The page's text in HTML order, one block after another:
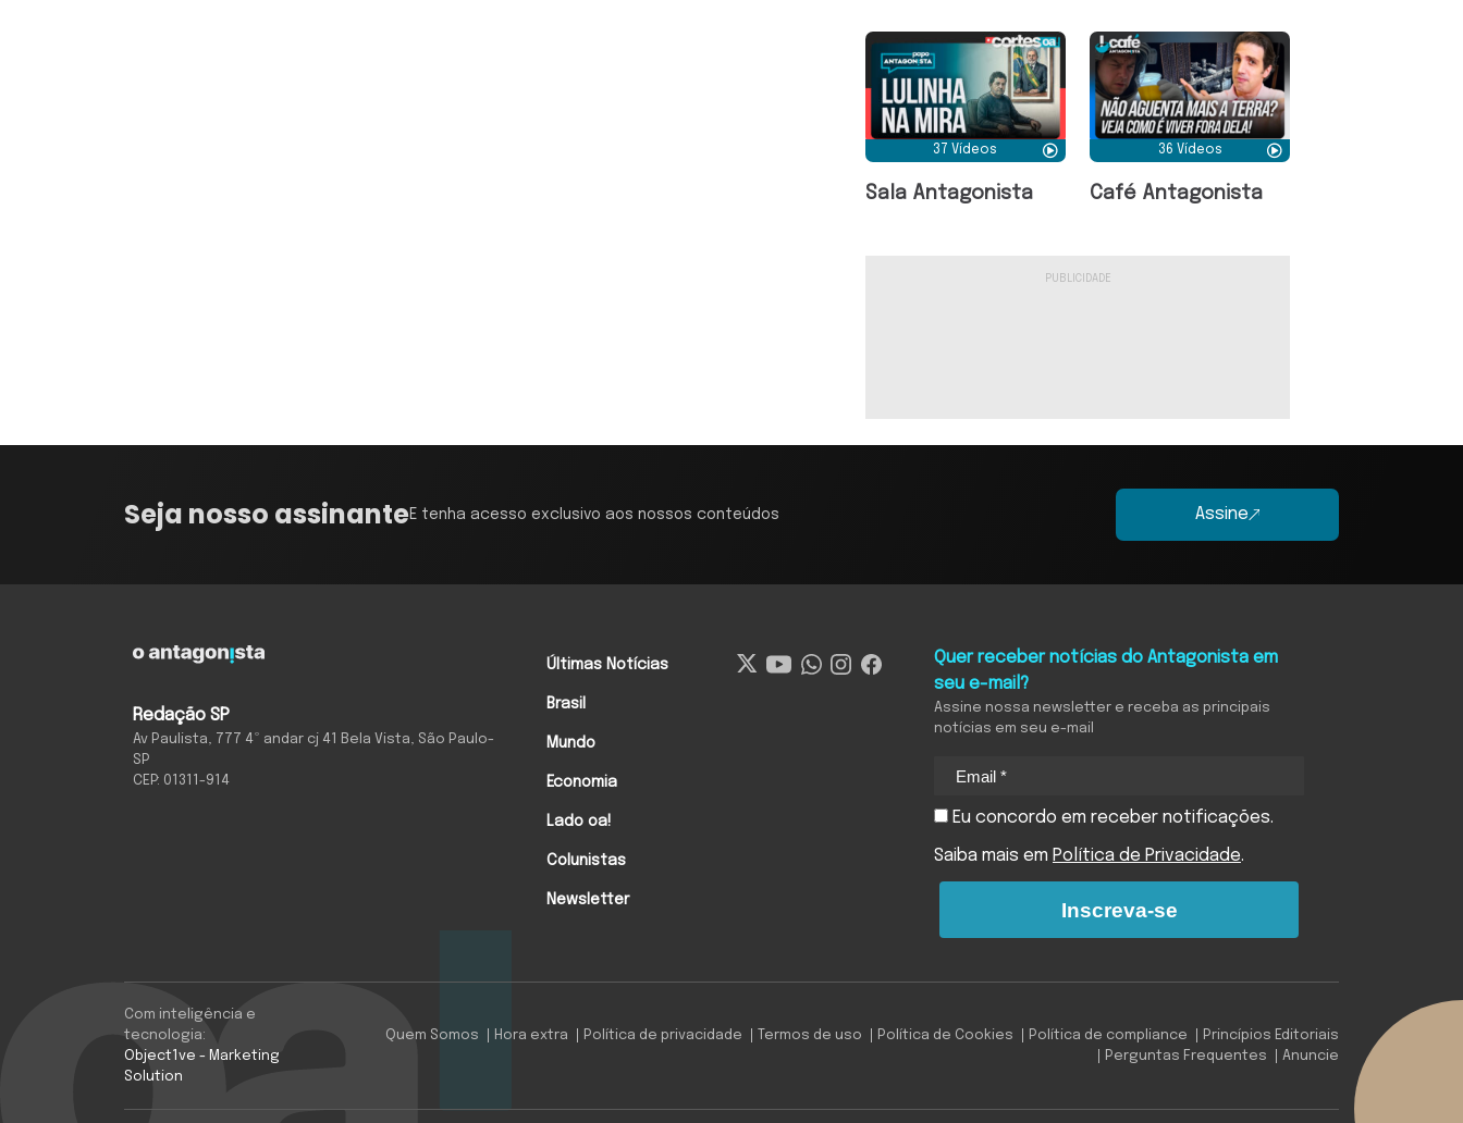
37 Vídeos
Sala Antagonista
36 Vídeos
Café Antagonista
Seja nosso assinanteE tenha acesso exclusivo aos nossos conteúdos Assine
Redação SP
Av Paulista, 777 4º andar cj 41 Bela Vista, São Paulo-
SP
CEP: 01311-914
Últimas Notícias
Brasil
Mundo
Economia
Lado oa!
Colunistas
Newsletter
Quer receber notícias do Antagonista em
seu e-mail?
Assine nossa newsletter e receba as principais
notícias em seu e-mail
Eu concordo em receber notificações.
Saiba mais em Política de Privacidade.
Inscreva-se
Com inteligência e
tecnologia:
Object1ve - Marketing
Solution
Quem Somos Hora extra Política de privacidade Termos de uso Política de Cookies Política de compliance
Princípios Editoriais
Perguntas Frequentes
Anuncie